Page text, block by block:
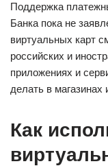
Поддержка
Банка пока не
виртуальных карт
российских и
приложениях и
делать в магазинах
Как